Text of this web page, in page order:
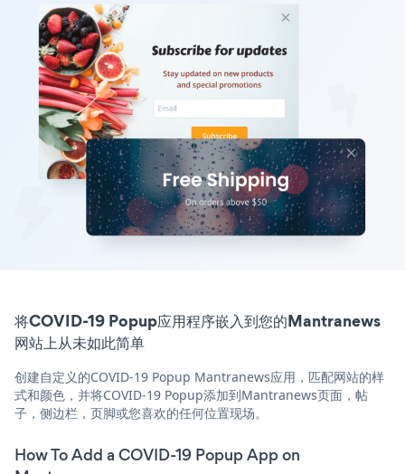
将COVID-19 Popup应用程序嵌入到您的Mantranews
网站上从未如此简单
创建自定义的COVID-19 Popup Mantranews应用，匹配网站的样
式和颜色，并将COVID-19 Popup添加到Mantranews页面，帖
子，侧边栏，页脚或您喜欢的任何位置现场。
How To Add a COVID-19 Popup App on